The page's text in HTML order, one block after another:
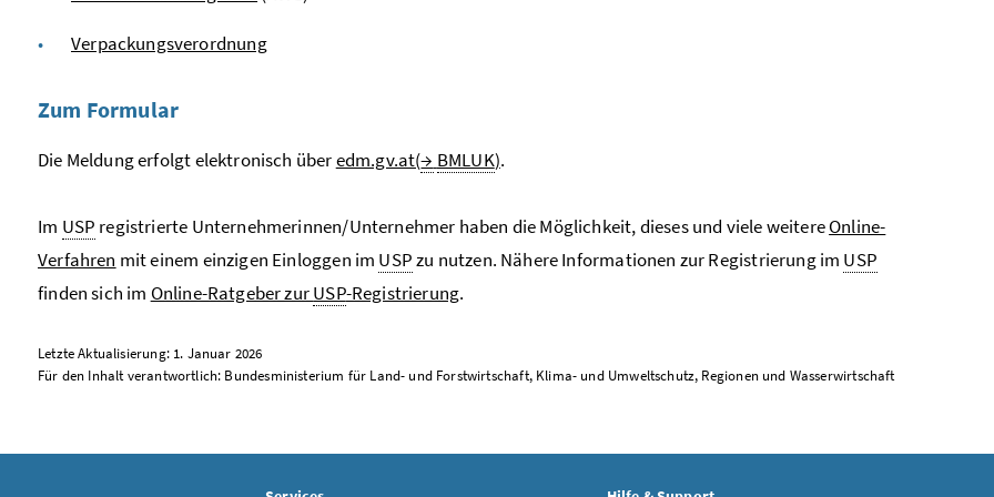
Verpackungsverordnung
Zum Formular
Die Meldung erfolgt elektronisch überedm.gv.at(→ BMLUK).
Im USP registrierte Unternehmerinnen/Unternehmer haben die Möglichkeit, dieses und viele weitereOnline-
Verfahren mit einem einzigen Einloggen im USPzu nutzen. Nähere Informationen zur Registrierung im USP
finden sich im Online-Ratgeber zurUSP-Registrierung.
Letzte Aktualisierung: 1. Januar 2026
Für den Inhalt verantwortlich: Bundesministerium für Land- und Forstwirtschaft, Klima- und Umweltschutz, Regionen und Wasserwirtschaft